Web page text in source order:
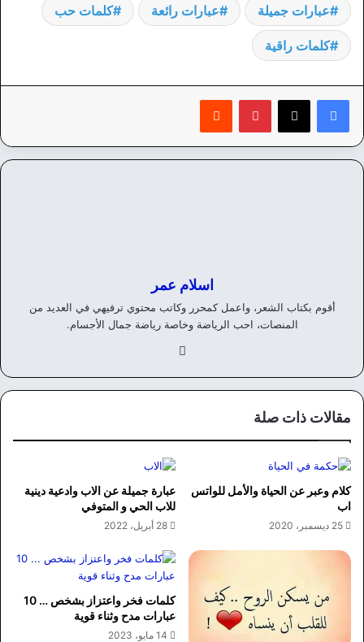
عبارات جميلة عبارات رائعة كلمات حب
كلمات راقية
بينتيريست
اسلام عمر
أقوم بكتاب الشعر، واعمل كمحرر وكاتب محتوي ترفيهي في العديد من
المنصات، احب الرياضة وخاصة رياضة جمال الأجسام.
وك
مقالات ذات صلة
كلام وعبر عن الحياة والأمل للواتس
اب
25 ديسمبر، 2020
عبارة جميلة عن الاب وادعية دينية
للاب الحي و المتوفي
28 أبريل، 2022
كلمات فخر واعتزاز بشخص … 10
عبارات مدح وثناء قوية
14 مايو، 2023